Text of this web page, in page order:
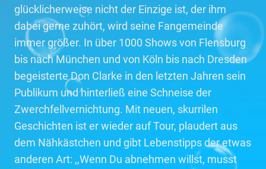
glücklicherweise nicht der Einzige ist, der ihm
dabei gerne zuhört, wird seine Fangemeinde
immer größer. In über 1000 Shows von Flensburg
bis nach München und von Köln bis nach Dresden
begeisterte Don Clarke in den letzten Jahren sein
Publikum und hinterließ eine Schneise der
Zwerchfellvernichtung. Mit neuen, skurrilen
Geschichten ist er wieder auf Tour, plaudert aus
dem Nähkästchen und gibt Lebenstipps der etwas
anderen Art: ,,Wenn Du abnehmen willst, musst